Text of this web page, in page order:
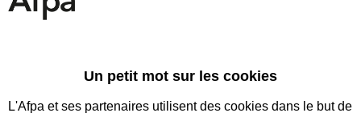
NOS FORMATIONS
COMPÉTENCES MÉTIER
Un petit mot sur les cookies
L'Afpa et ses partenaires utilisent des cookies dans le but de